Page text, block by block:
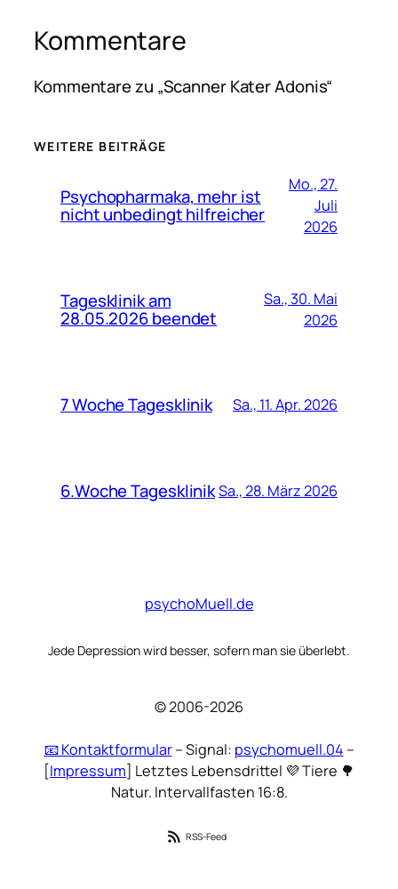
Kommentare
Kommentare zu „Scanner Kater Adonis“
WEITERE BEITRÄGE
Psychopharmaka, mehr ist
nicht unbedingt hilfreicher
Mo., 27.
Juli
2026
Tagesklinik am
28.05.2026 beendet
Sa., 30. Mai
2026
7 Woche Tagesklinik Sa., 11. Apr. 2026
6.Woche TagesklinikSa., 28. März 2026
psychoMuell.de
Jede Depression wird besser, sofern man sie überlebt.
© 2006-2026
📧 Kontaktformular– Signal: psychomuell.04 –
[Impressum] Letztes Lebensdrittel 💜 Tiere 🌳
Natur. Intervallfasten 16:8.
RSS-Feed